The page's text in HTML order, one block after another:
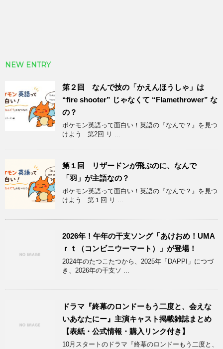
NEW ENTRY
第２回 なんで技の「かえんほうしゃ」は
“fire shooter” じゃなくて “Flamethrower” な
の？
ポケモン英語って面白い！英語の『なんで？』を見つ
けよう 第2回 リ ...
第１回 リザードンが飛ぶのに、なんで
「羽」が主語なの？
ポケモン英語って面白い！英語の『なんで？』を見つ
けよう 第１回 リ ...
2026年！午年の干支ソング「あけおめ！UMA
ｒｔ（コンビニウーマート）」が登場！
2024年のたつこたつから、2025年「DAPPI」につづ
き、2026年の干支ソ ...
ドラマ『終幕のロンドーもう二度と、会えな
いあなたにー』主演キャスト掲載雑誌まとめ
【表紙・公式情報・購入リンク付き】
10月スタートのドラマ『終幕のロンドーもう二度と、